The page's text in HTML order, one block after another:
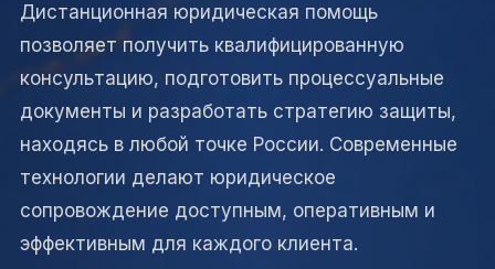
Дистанционная юридическая помощь
позволяет получить квалифицированную
консультацию, подготовить процессуальные
документы и разработать стратегию защиты,
находясь в любой точке России. Современные
технологии делают юридическое
сопровождение доступным, оперативным и
эффективным для каждого клиента.